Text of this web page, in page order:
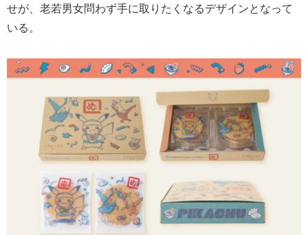
せが、老若男女問わず手に取りたくなるデザインとなって
いる。